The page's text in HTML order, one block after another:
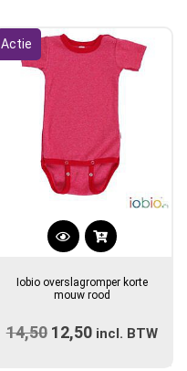
Actie
Dit
heeft
variaties.
Iobio overslagromper korte
mouw rood
14,50 Oorspronkelijke
12,50Huidige
incl. BTW